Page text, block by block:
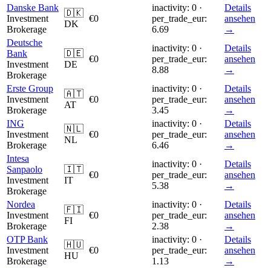
Danske Bank
Investment
Brokerage
🇩🇰
DK
€0
inactivity: 0 ·
per_trade_eur:
6.69
Details
ansehen
→
Deutsche
Bank
Investment
Brokerage
🇩🇪
DE
€0
inactivity: 0 ·
per_trade_eur:
8.88
Details
ansehen
→
Erste Group
Investment
Brokerage
🇦🇹
AT
€0
inactivity: 0 ·
per_trade_eur:
3.45
Details
ansehen
→
ING
Investment
Brokerage
🇳🇱
NL
€0
inactivity: 0 ·
per_trade_eur:
6.46
Details
ansehen
→
Intesa
Sanpaolo
Investment
Brokerage
🇮🇹
IT
€0
inactivity: 0 ·
per_trade_eur:
5.38
Details
ansehen
→
Nordea
Investment
Brokerage
🇫🇮
FI
€0
inactivity: 0 ·
per_trade_eur:
2.38
Details
ansehen
→
OTP Bank
Investment
Brokerage
🇭🇺
HU
€0
inactivity: 0 ·
per_trade_eur:
1.13
Details
ansehen
→